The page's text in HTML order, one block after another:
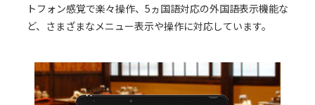
トフォン感覚で楽々操作、5ヵ国語対応の外国語表示機能な
ど、さまざまなメニュー表示や操作に対応しています。